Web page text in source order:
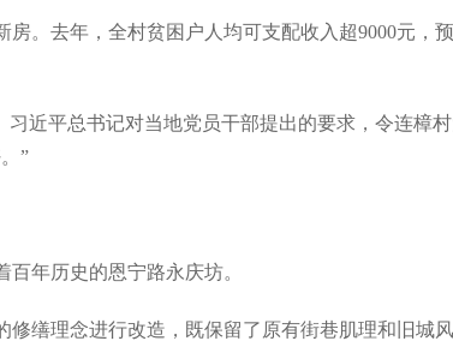
去年，全村贫困户人均可支配收入超9000元，
平总书记对当地党员干部提出的要求，令连樟
”
年历史的恩宁路永庆坊。
缮理念进行改造，既保留了原有街巷肌理和旧城